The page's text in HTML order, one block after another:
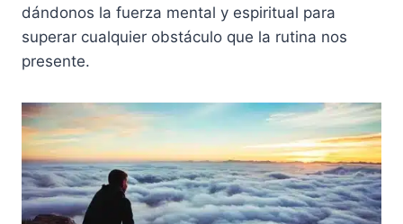
dándonos la fuerza mental y espiritual para
superar cualquier obstáculo que la rutina nos
presente.